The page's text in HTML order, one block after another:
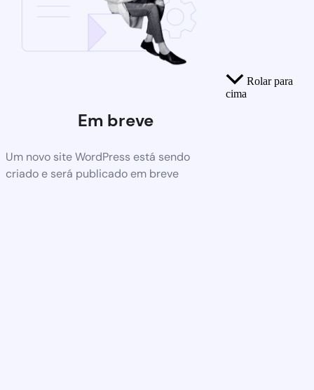
Em breve
Um novo site WordPress está sendo
criado e será publicado em breve
Rolar para
cima